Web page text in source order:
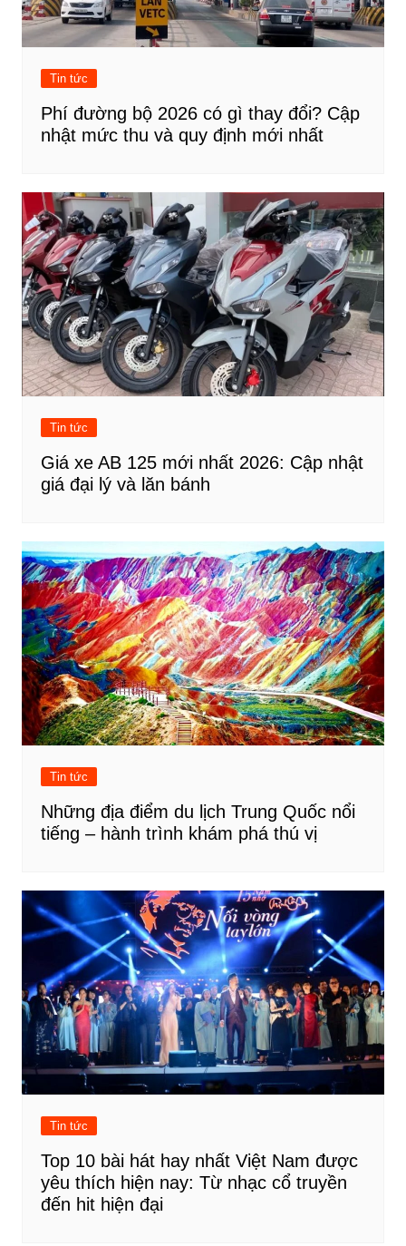
Tin tức
Phí đường bộ 2026 có gì thay đổi? Cập
nhật mức thu và quy định mới nhất
Tin tức
Giá xe AB 125 mới nhất 2026: Cập nhật
giá đại lý và lăn bánh
Tin tức
Những địa điểm du lịch Trung Quốc nổi
tiếng – hành trình khám phá thú vị
Tin tức
Top 10 bài hát hay nhất Việt Nam được
yêu thích hiện nay: Từ nhạc cổ truyền
đến hit hiện đại